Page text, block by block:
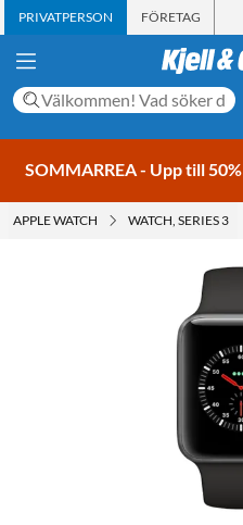
PRIVATPERSON FÖRETAG
SOMMARREA - Upp till 50%
APPLE WATCH WATCH, SERIES 3